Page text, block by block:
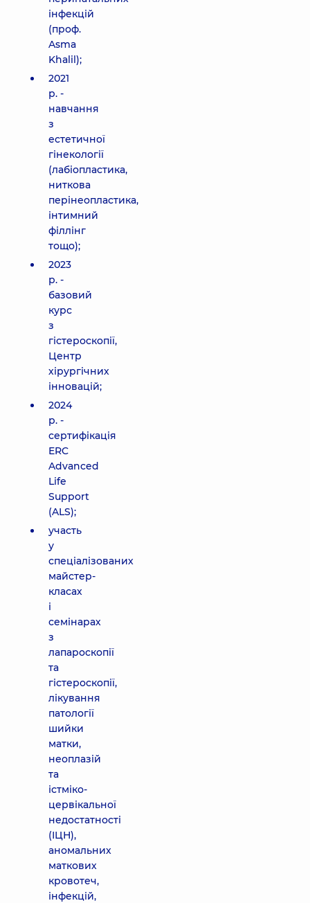
інфекцій
(проф.
Asma
Khalil);
2021
р. -
навчання
з
естетичної
гінекології
(лабіопластика,
ниткова
перінеопластика,
інтимний
філлінг
тощо);
2023
р. -
базовий
курс
з
гістероскопії,
Центр
хірургічних
інновацій;
2024
р. -
сертифікація
ERC
Advanced
Life
Support
(ALS);
участь
у
спеціалізованих
майстер-
класах
і
семінарах
з
лапароскопії
та
гістероскопії,
лікування
патології
шийки
матки,
неоплазій
та
істміко-
цервікальної
недостатності
(ІЦН),
аномальних
маткових
кровотеч,
інфекцій,